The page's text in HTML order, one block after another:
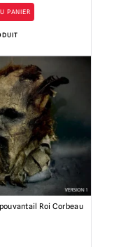
PANIER
Roi Corbeau